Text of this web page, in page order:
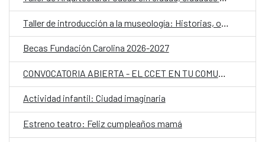
Becas Fundación Carolina 2026-2027
CONVOCATORIA ABIERTA - EL CCET EN TU COMUNIDAD
Actividad infantil: Ciudad imaginaria
Estreno teatro: Feliz cumpleaños mamá